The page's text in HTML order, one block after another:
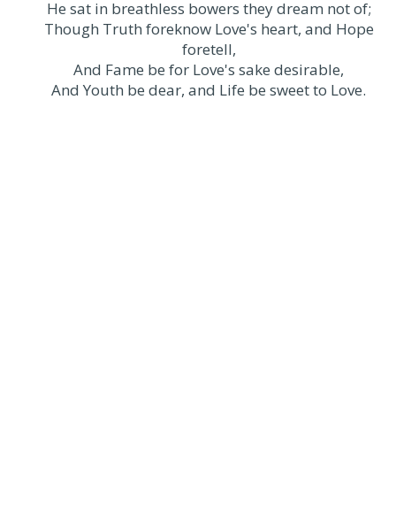
He sat in breathless bowers they dream not of;
Though Truth foreknow Love's heart, and Hope
foretell,
And Fame be for Love's sake desirable,
And Youth be dear, and Life be sweet to Love.